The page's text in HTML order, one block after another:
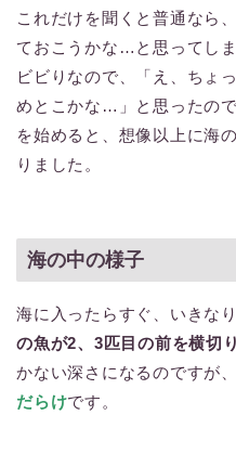
これだけを聞くと普通なら
ておこうかな…と思ってし
ビビりなので、「え、ちょ
めとこかな…」と思ったの
を始めると、想像以上に海
りました。
海の中の様子
海に入ったらすぐ、いきなり
の魚が2、3匹目の前を横切
かない深さになるのですが
だらけです。